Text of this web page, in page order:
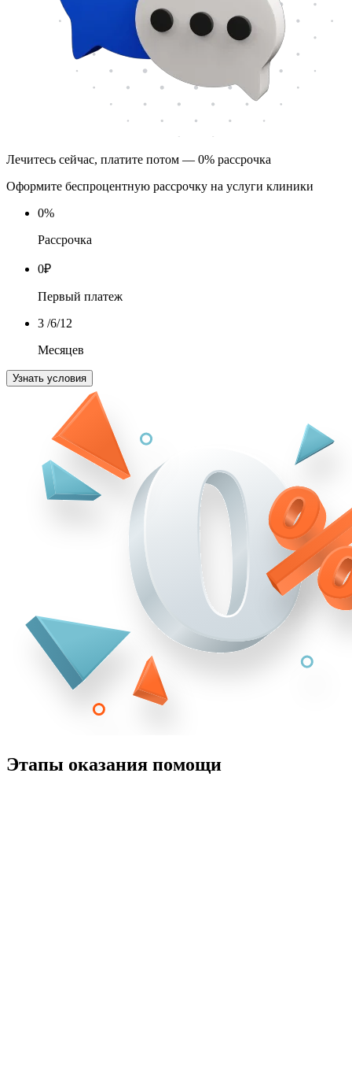
Лечитесь сейчас, платите потом — 0% рассрочка
Оформите беспроцентную рассрочку на услуги клиники
0%
Рассрочка
0₽
Первый платеж
3 /6/12
Месяцев
Узнать условия
Этапы оказания помощи